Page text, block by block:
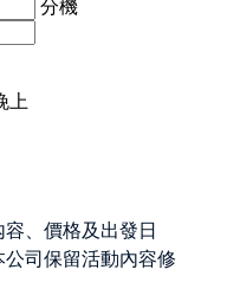
、價格及出發日
司保留活動內容修